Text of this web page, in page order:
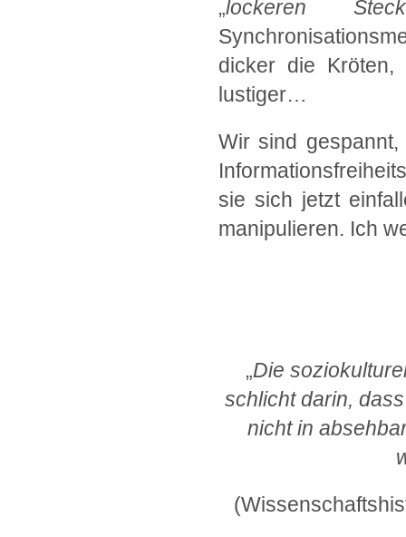
„lockeren
dicker die
lustiger…
Wir sind
sie sich jetzt
manipulieren. Ich
„Die
schlicht darin,
nicht in